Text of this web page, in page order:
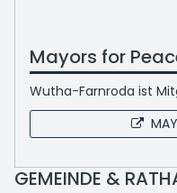
Mayors for
Wutha-Farnroda ist
GEMEINDE &